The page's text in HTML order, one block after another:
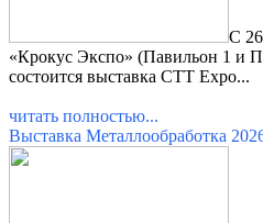
С
«Крокус Экспо» (Павильон 1 и
состоится выставка CTT Expo...
читать полностью...
Выставка Металлообработка